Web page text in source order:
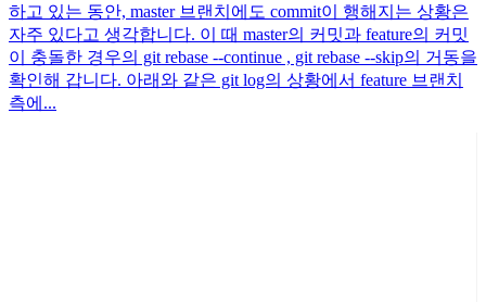
하고 있는 동안, master 브랜치에도 commit이 행해지는 상황은
자주 있다고 생각합니다. 이 때 master의 커밋과 feature의 커밋
이 충돌한 경우의 git rebase --continue , git rebase --skip의 거동을
확인해 갑니다. 아래와 같은 git log의 상황에서 feature 브랜치
측에...